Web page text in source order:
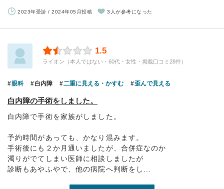
2023年受診 / 2024年05月投稿 3人が参考になった
1.5
ライオン（本人ではない・60代・女性・掲載口コミ28件）
眼科 白内障 二重に見える・かすむ 歪んで見える
白内障の手術をしました。
白内障で手術を家族がしました。
予約時間があっても、かなり混みます。
手術後にも２か月通いましたが、合併症なのか
濁りがでてしまい医師に相談しましたが
診断もあやふやで、他の病院へ判断をし...